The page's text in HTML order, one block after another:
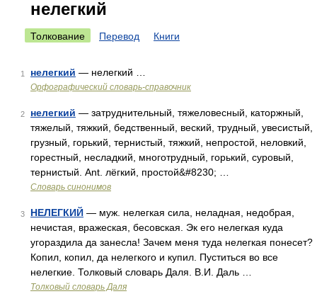
нелегкий
Толкование Перевод Книги
1 нелегкий — нелегкий …
Орфографический словарь-справочник
2 нелегкий — затруднительный, тяжеловесный, каторжный,
тяжелый, тяжкий, бедственный, веский, трудный, увесистый,
грузный, горький, тернистый, тяжкий, непростой, неловкий,
горестный, несладкий, многотрудный, горький, суровый,
тернистый. Ant. лёгкий, простой&#8230; …
Словарь синонимов
3 НЕЛЕГКИЙ — муж. нелегкая сила, неладная, недобрая,
нечистая, вражеская, бесовская. Эк его нелегкая куда
угораздила да занесла! Зачем меня туда нелегкая понесет?
Копил, копил, да нелегкого и купил. Пуститься во все
нелегкие. Толковый словарь Даля. В.И. Даль …
Толковый словарь Даля